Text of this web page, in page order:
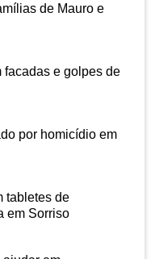
de Mauro e
facadas e golpes de
por homicídio em
tabletes de
em Sorriso